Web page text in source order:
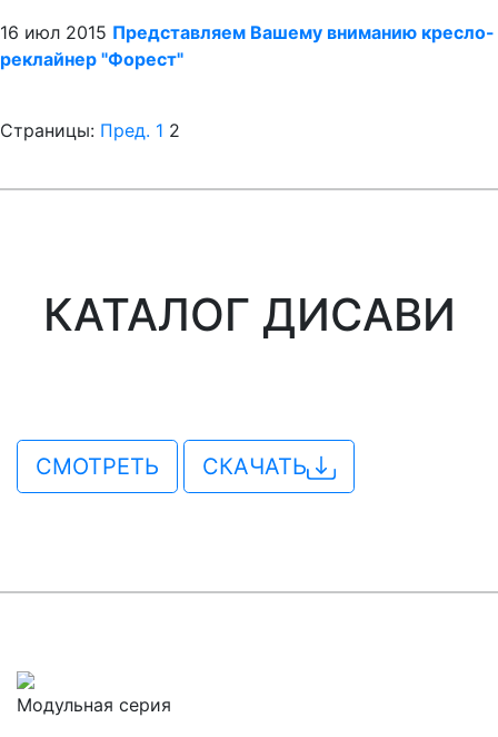
16 июл 2015 Представляем Вашему вниманию кресло-
реклайнер "Форест"
Страницы: Пред. 1 2
КАТАЛОГ ДИСАВИ
СМОТРЕТЬ СКАЧАТЬ
Модульная серия